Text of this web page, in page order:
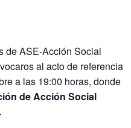
de ASE-Acción Social
al acto de referencia
a las 19:00 horas, donde
de Acción Social